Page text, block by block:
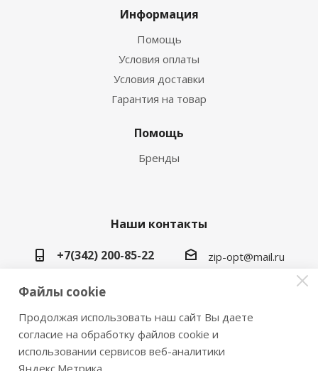
Информация
Помощь
Условия оплаты
Условия доставки
Гарантия на товар
Помощь
Бренды
Наши контакты
+7(342) 200-85-22
zip-opt@mail.ru
г. Пермь, ул. Васильева, 5в
2026 © Замки инструмент плюс
Файлы cookie
Продолжая использовать наш сайт Вы даете
согласие на обработку файлов cookie и
использовании сервисов веб-аналитики
Яндекс.Метрика.